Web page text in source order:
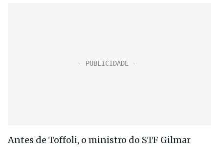
Antes de Toffoli, o ministro do STF Gilmar